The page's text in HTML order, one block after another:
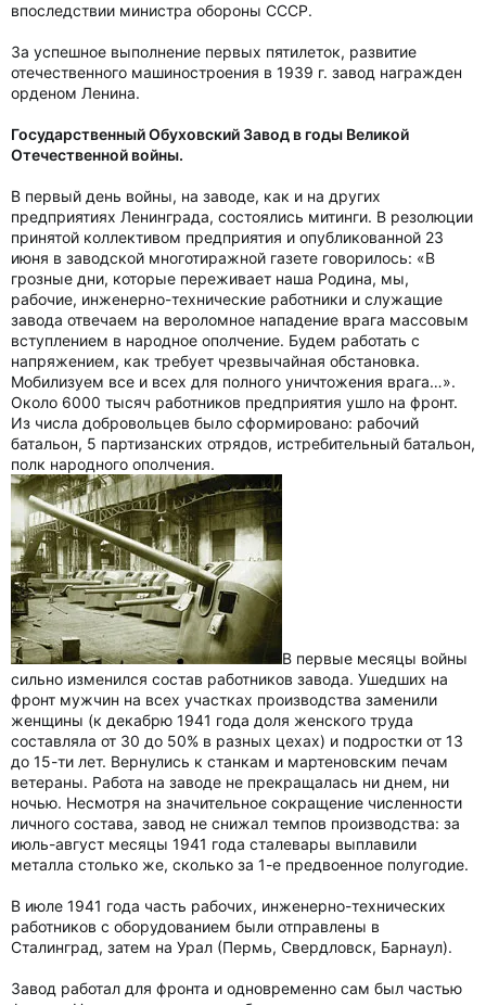
впоследствии министра обороны СССР.
За успешное выполнение первых пятилеток, развитие
отечественного машиностроения в 1939 г. завод награжден
орденом Ленина.
Государственный Обуховский Завод в годы Великой
Отечественной войны.
В первый день войны, на заводе, как и на других
предприятиях Ленинграда, состоялись митинги. В резолюции
принятой коллективом предприятия и опубликованной 23
июня в заводской многотиражной газете говорилось: «В
грозные дни, которые переживает наша Родина, мы,
рабочие, инженерно-технические работники и служащие
завода отвечаем на вероломное нападение врага массовым
вступлением в народное ополчение. Будем работать с
напряжением, как требует чрезвычайная обстановка.
Мобилизуем все и всех для полного уничтожения врага…».
Около 6000 тысяч работников предприятия ушло на фронт.
Из числа добровольцев было сформировано: рабочий
батальон, 5 партизанских отрядов, истребительный батальон,
полк народного ополчения.
В первые месяцы войны
сильно изменился состав работников завода. Ушедших на
фронт мужчин на всех участках производства заменили
женщины (к декабрю 1941 года доля женского труда
составляла от 30 до 50% в разных цехах) и подростки от 13
до 15-ти лет. Вернулись к станкам и мартеновским печам
ветераны. Работа на заводе не прекращалась ни днем, ни
ночью. Несмотря на значительное сокращение численности
личного состава, завод не снижал темпов производства: за
июль-август месяцы 1941 года сталевары выплавили
металла столько же, сколько за 1-е предвоенное полугодие.
В июле 1941 года часть рабочих, инженерно-технических
работников с оборудованием были отправлены в
Сталинград, затем на Урал (Пермь, Свердловск, Барнаул).
Завод работал для фронта и одновременно сам был частью